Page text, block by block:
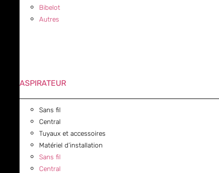
Bibelot
Autres
ASPIRATEUR
Sans fil
Central
Tuyaux et accessoires
Matériel d’installation
Sans fil
Central